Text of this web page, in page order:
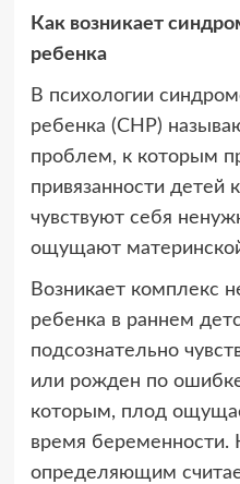
Как возникает
ребенка
В психологии
ребенка (СНР)
проблем, к которым
привязанности детей
чувствуют себя
ощущают
Возникает комплекс
ребенка в раннем
подсознательно
или рожден по
которым, плод
время беременности.
определяющим